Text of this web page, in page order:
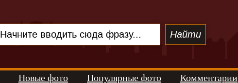
Новые фото Популярные фото Комментарии